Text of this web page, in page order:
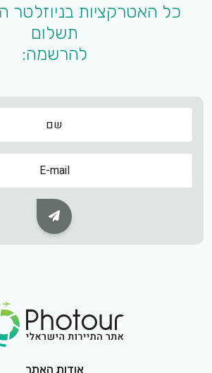
כל האטרקציות בניוזלטר
תשלום
להרשמה:
שם
שם
Button
אודות האתר